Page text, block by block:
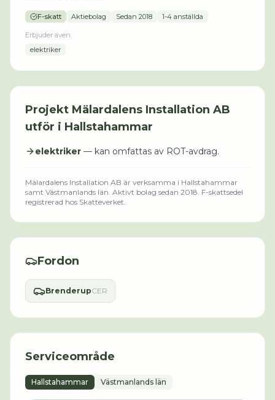
F-skatt Aktiebolag Sedan 2018 1-4 anställda
Erbjuder även:
elektriker
Projekt Mälardalens Installation AB
utför i Hallstahammar
elektriker — kan omfattas av ROT-avdrag.
Mälardalens Installation AB är verksamma i Hallstahammar
samt Västmanlands län. Aktivt bolag sedan 2018. F-skattsedel
registrerad hos Skatteverket.
Fordon
BrenderupCER
Serviceområde
Hallstahammar Västmanlands län